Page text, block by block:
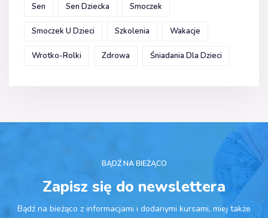
Sen Sen Dziecka Smoczek
Smoczek U Dzieci Szkolenia Wakacje
Wrotko-Rolki Zdrowa Śniadania Dla Dzieci
BĄDŹ NA BIEŻĄCO
Zapisz się do newslettera
Bądź na bieżąco z informacjami i dodanymi kursami, miej także